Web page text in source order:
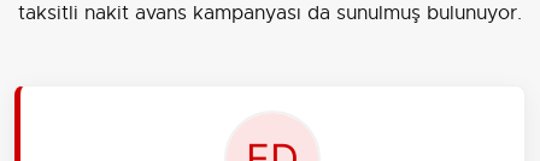
taksitli nakit avans kampanyası da sunulmuş bulunuyor.